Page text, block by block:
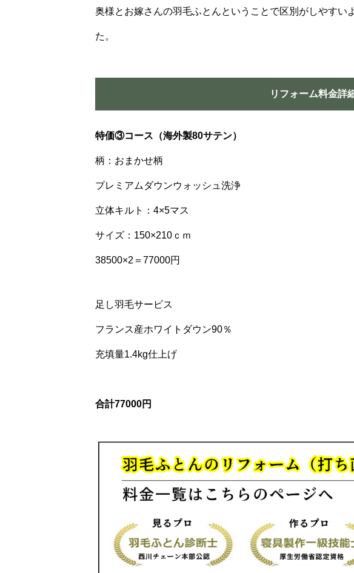
奥様とお嫁さんの羽毛ふとんということで区別がしやすい
た。
リフォーム料金詳
特価③コース（海外製80サテン）
柄：おまかせ柄
プレミアムダウンウォッシュ洗浄
立体キルト：4×5マス
サイズ：150×210ｃｍ
38500×2＝77000円
足し羽毛サービス
フランス産ホワイトダウン90％
充填量1.4kg仕上げ
合計77000円